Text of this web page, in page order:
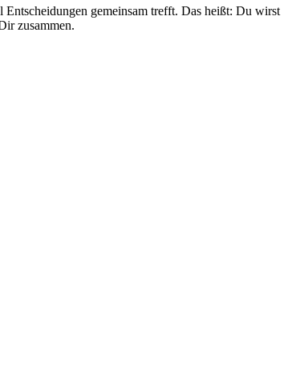
gemeinsam trefft. Das heißt: Du wirst
zusammen.